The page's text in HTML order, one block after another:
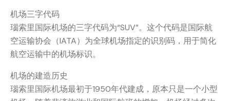
机场三字代码
瑙索里国际机场的三字代码为“SUV”。这个代码是国际航
空运输协会（IATA）为全球机场指定的识别码，用于简化
航空运输中的机场标识。
机场的建造历史
瑙索里国际机场最初于1950年代建成，原本只是一个小型